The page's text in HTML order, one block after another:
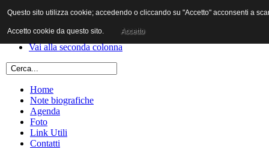
Vai al contenuto
Vai alla prima colonna
Vai alla seconda colonna
Home
Note biografiche
Agenda
Foto
Link Utili
Contatti
Questo sito utilizza cookie; accedendo o cliccando su "Accetto" acconsenti a
Accetto cookie da questo sito. Accetto